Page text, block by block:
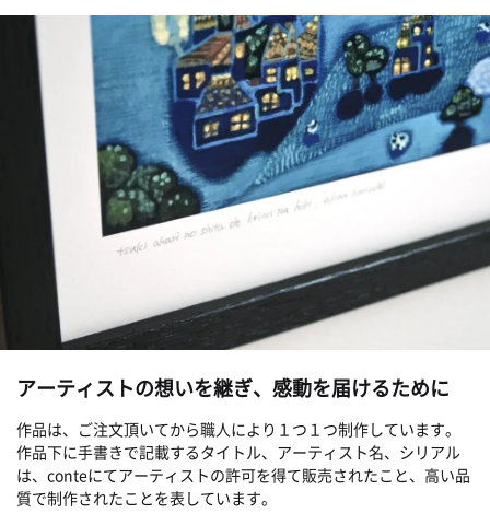
アーティストの想いを継ぎ、感動を届けるために
作品は、ご注文頂いてから職人により１つ１つ制作しています。
作品下に手書きで記載するタイトル、アーティスト名、シリアル
は、conteにてアーティストの許可を得て販売されたこと、高い品
質で制作されたことを表しています。